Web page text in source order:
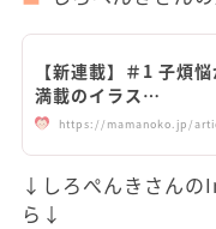
【新連載】＃1 子煩
満載のイラス…
https://mamanoko.jp/
↓しろぺんきさんの
ら↓